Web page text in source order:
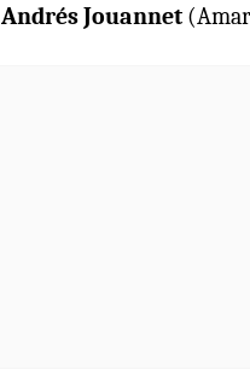
Andrés Jouannet